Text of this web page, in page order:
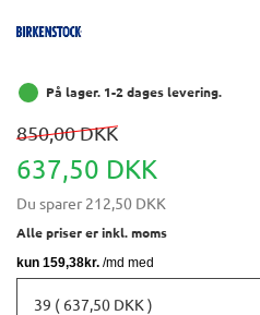
På lager. 1-2 dages levering.
850,00 DKK
637,50 DKK
Du sparer 212,50 DKK
Alle priser er inkl. moms
39 ( 637,50 DKK )